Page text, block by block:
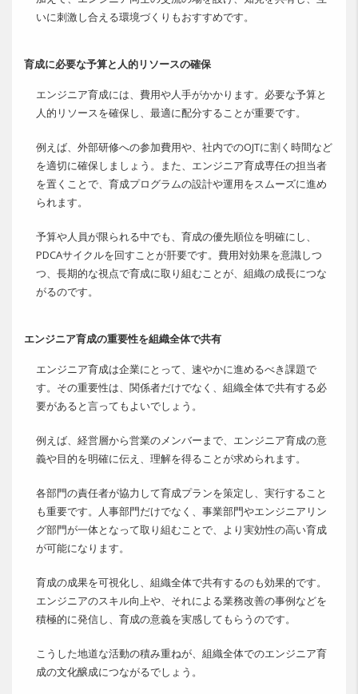
いに刺激し合える環境づくりもおすすめです。
育成に必要な予算と人的リソースの確保
エンジニア育成には、費用や人手がかかります。必要な予算と
人的リソースを確保し、最適に配分することが重要です。
例えば、外部研修への参加費用や、社内でのOJTに割く時間など
を適切に確保しましょう。また、エンジニア育成専任の担当者
を置くことで、育成プログラムの設計や運用をスムーズに進め
られます。
予算や人員が限られる中でも、育成の優先順位を明確にし、
PDCAサイクルを回すことが肝要です。費用対効果を意識しつ
つ、長期的な視点で育成に取り組むことが、組織の成長につな
がるのです。
エンジニア育成の重要性を組織全体で共有
エンジニア育成は企業にとって、速やかに進めるべき課題で
す。その重要性は、関係者だけでなく、組織全体で共有する必
要があると言ってもよいでしょう。
例えば、経営層から営業のメンバーまで、エンジニア育成の意
義や目的を明確に伝え、理解を得ることが求められます。
各部門の責任者が協力して育成プランを策定し、実行すること
も重要です。人事部門だけでなく、事業部門やエンジニアリン
グ部門が一体となって取り組むことで、より実効性の高い育成
が可能になります。
育成の成果を可視化し、組織全体で共有するのも効果的です。
エンジニアのスキル向上や、それによる業務改善の事例などを
積極的に発信し、育成の意義を実感してもらうのです。
こうした地道な活動の積み重ねが、組織全体でのエンジニア育
成の文化醸成につながるでしょう。